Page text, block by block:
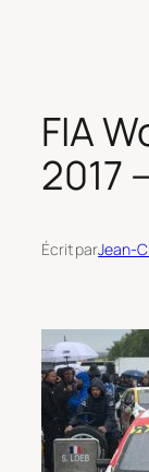
FIA
2017
Écrit parJean-